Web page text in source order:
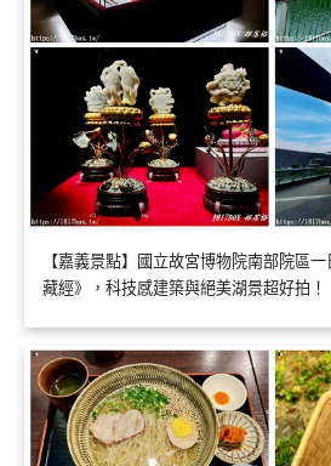
【嘉義景點】國立故宮博物院南部院區
藏經》，科技感建築與絕美湖景超好拍！